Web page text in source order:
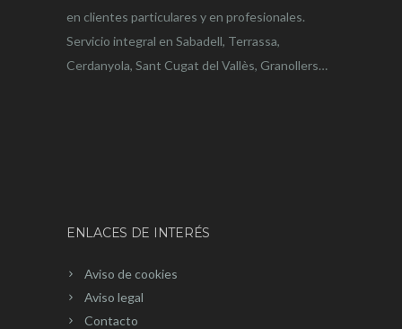
en clientes particulares y en profesionales.
Servicio integral en Sabadell, Terrassa,
Cerdanyola, Sant Cugat del Vallès, Granollers…
ENLACES DE INTERÉS
Aviso de cookies
Aviso legal
Contacto